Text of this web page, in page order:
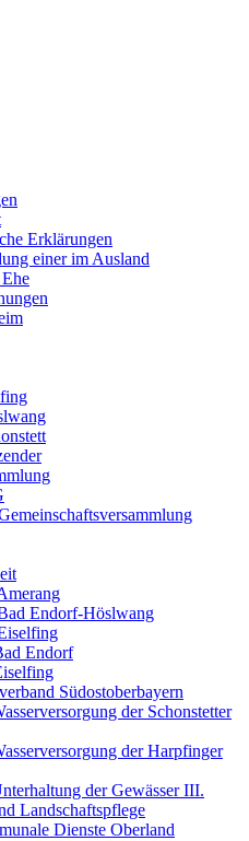
Erklärungen
einer im Ausland
Endorf-Höslwang
Endorf
Südostoberbayern
der Schonstetter
der Harpfinger
der Gewässer III.
Landschaftspflege
Dienste Oberland